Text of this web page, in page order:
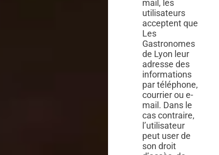
mail, les
utilisateurs
acceptent que
Les
Gastronomes
de Lyon leur
adresse des
informations
par téléphone,
courrier ou e-
mail. Dans le
cas contraire,
l’utilisateur
peut user de
son droit